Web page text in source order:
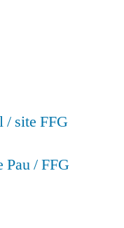
/ site FFG
Pau / FFG